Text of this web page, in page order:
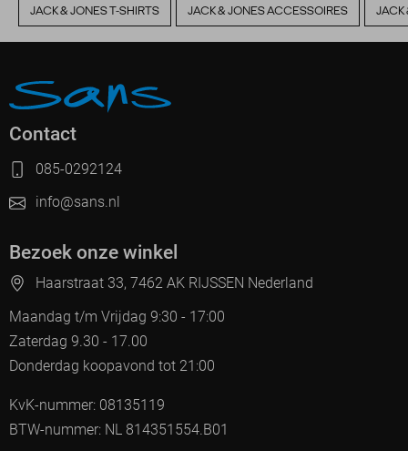
JACK & JONES T-SHIRTS JACK & JONES ACCESSOIRES JACK
Contact
085-0292124
info@sans.nl
Bezoek onze winkel
Haarstraat 33, 7462 AK RIJSSEN Nederland
Maandag t/m Vrijdag 9:30 - 17:00
Zaterdag 9.30 - 17.00
Donderdag koopavond tot 21:00
KvK-nummer: 08135119
BTW-nummer: NL 814351554.B01